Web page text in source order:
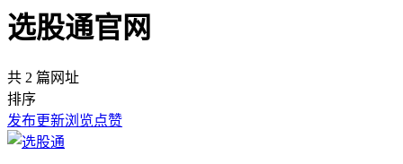
选股通官网
共 2 篇网址
排序
发布更新浏览点赞